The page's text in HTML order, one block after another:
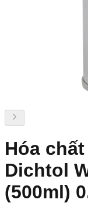
Hóa
Dichtol
(500ml)